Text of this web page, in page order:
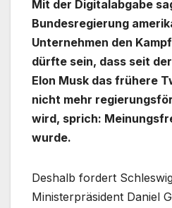
Mit der Digitalabgabe
Bundesregierung
Unternehmen den
dürfte sein, dass seit
Elon Musk das frühere
nicht mehr
wird, sprich:
wurde.
Deshalb fordert
Ministerpräsident Daniel